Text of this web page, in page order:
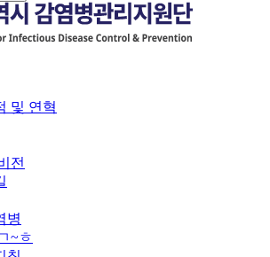
및 연혁
전
병
~ㅎ